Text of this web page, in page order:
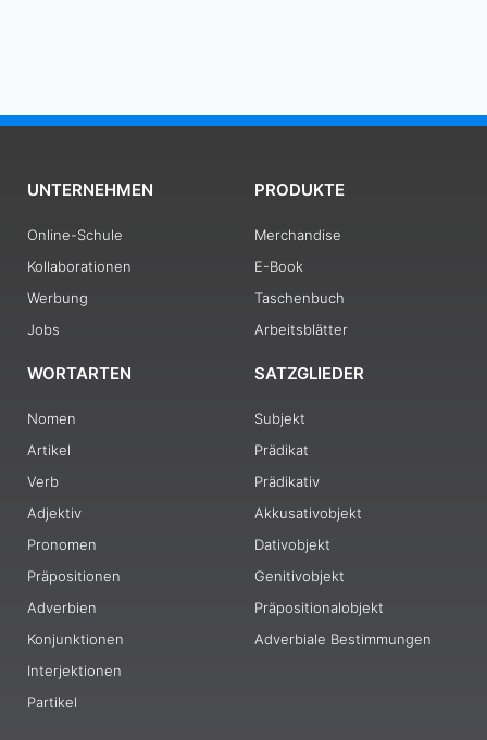
UNTERNEHMEN
Online-Schule
Kollaborationen
Werbung
Jobs
PRODUKTE
Merchandise
E-Book
Taschenbuch
Arbeitsblätter
WORTARTEN
Nomen
Artikel
Verb
Adjektiv
Pronomen
Präpositionen
Adverbien
Konjunktionen
Interjektionen
Partikel
SATZGLIEDER
Subjekt
Prädikat
Prädikativ
Akkusativobjekt
Dativobjekt
Genitivobjekt
Präpositionalobjekt
Adverbiale Bestimmungen